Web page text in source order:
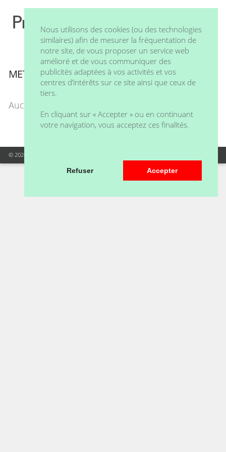
Nous utilisons des cookies (ou des technologies
similaires) afin de mesurer la fréquentation de
notre site, de vous proposer un service web
amélioré et de vous communiquer des
publicités adaptées à vos activités et vos
centres d’intérêts sur ce site ainsi que ceux de
tiers.
En cliquant sur « Accepter » ou en continuant
votre navigation, vous acceptez ces finalités.
Refuser Accepter
METAL
Aucun produit ne correspond à la sélection
© 2020 Praeferentia - Tous droits réservés